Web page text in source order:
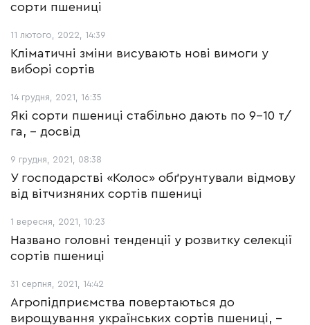
сорти пшениці
11 лютого, 2022, 14:39
Кліматичні зміни висувають нові вимоги у
виборі сортів
14 грудня, 2021, 16:35
Які сорти пшениці стабільно дають по 9-10 т/
га, – досвід
9 грудня, 2021, 08:38
У господарстві «Колос» обґрунтували відмову
від вітчизняних сортів пшениці
1 вересня, 2021, 10:23
Названо головні тенденції у розвитку селекції
сортів пшениці
31 серпня, 2021, 14:42
Агропідприємства повертаються до
вирощування українських сортів пшениці, -